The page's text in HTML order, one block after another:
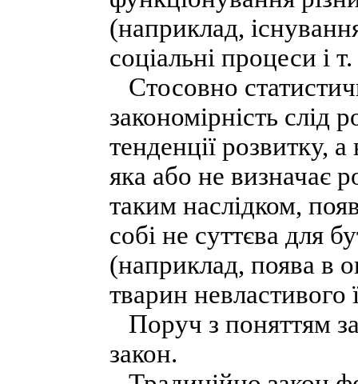
(наприклад,
соціальні процеси і
Стосовно
закономірність слід
тенденції розвитку,
яка або не визначає
таким наслідком,
собі не суттєва для
(наприклад, поява в
тварин невластивого
Поруч з поняттям
закон.